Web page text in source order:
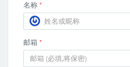
名称 *
邮箱 *